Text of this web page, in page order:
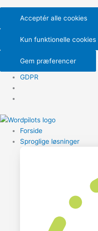
Acceptér alle cookies
Kun funktionelle cookies
Gem præferencer
GDPR
Forside
Sproglige løsninger